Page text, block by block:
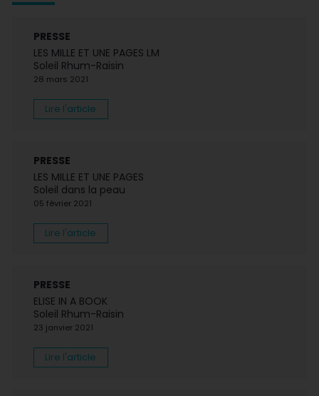
PRESSE
LES MILLE ET UNE PAGES LM
Soleil Rhum-Raisin
28 mars 2021
Lire l'article
PRESSE
LES MILLE ET UNE PAGES
Soleil dans la peau
05 février 2021
Lire l'article
PRESSE
ELISE IN A BOOK
Soleil Rhum-Raisin
23 janvier 2021
Lire l'article